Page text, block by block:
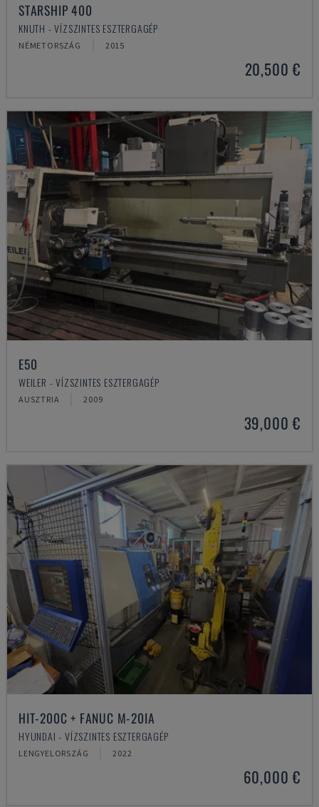
STARSHIP 400
KNUTH - VÍZSZINTES ESZTERGAGÉP
NÉMETORSZÁG 2015
20,500 €
E50
WEILER - VÍZSZINTES ESZTERGAGÉP
AUSZTRIA 2009
39,000 €
HIT-200C + FANUC M-20IA
HYUNDAI - VÍZSZINTES ESZTERGAGÉP
LENGYELORSZÁG 2022
60,000 €